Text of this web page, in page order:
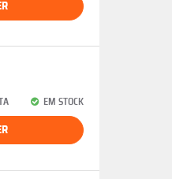
EM STOCK